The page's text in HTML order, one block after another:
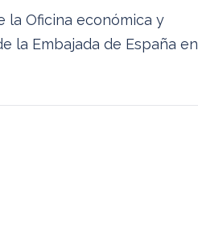
la Oficina económica y
la Embajada de España en